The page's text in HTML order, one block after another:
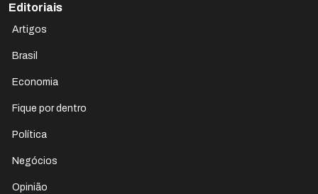
Editoriais
Artigos
Brasil
Economia
Fique por dentro
Política
Negócios
Opinião